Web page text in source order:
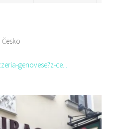
genovese?z-ce...